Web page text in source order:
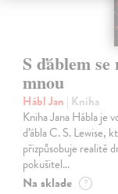
S ďáblem
mnou
Hábl Jan | Kniha
Kniha Jana Hábla je
ďábla C. S. Lewise,
přizpůsobuje realitě
pokušitel…
Na sklade ?